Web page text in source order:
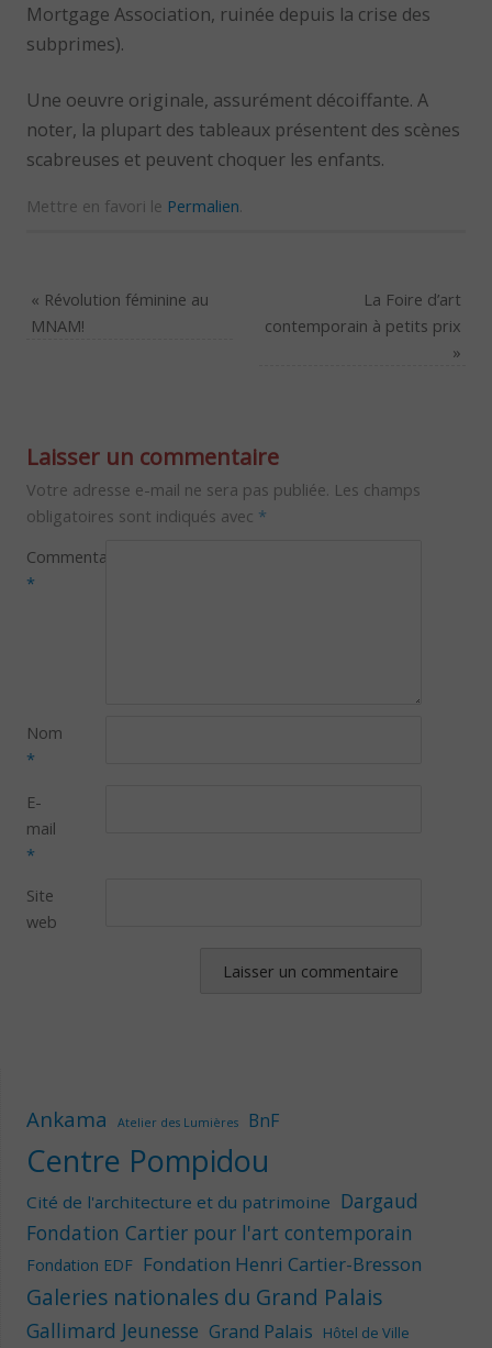
Mortgage Association, ruinée depuis la crise des
subprimes).
Une oeuvre originale, assurément décoiffante. A
noter, la plupart des tableaux présentent des scènes
scabreuses et peuvent choquer les enfants.
Mettre en favori le Permalien.
« Révolution féminine au
MNAM!
La Foire d’art
contemporain à petits prix
»
Laisser un commentaire
Votre adresse e-mail ne sera pas publiée. Les champs
obligatoires sont indiqués avec *
Commentaire
*
Nom
*
E-
mail
*
Site
web
Ankama Atelier des Lumières BnF
Centre Pompidou
Cité de l'architecture et du patrimoine Dargaud
Fondation Cartier pour l'art contemporain
Fondation EDF Fondation Henri Cartier-Bresson
Galeries nationales du Grand Palais
Gallimard Jeunesse Grand Palais Hôtel de Ville